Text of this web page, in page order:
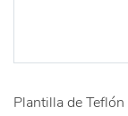
Plantilla de